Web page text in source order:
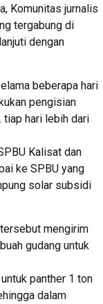
Komunitas jurnalis
tergabung di
dengan
beberapa hari
pengisian
hari lebih dari
Kalisat dan
ke SPBU yang
solar subsidi
mengirim
gudang untuk
panther 1 ton
dalam